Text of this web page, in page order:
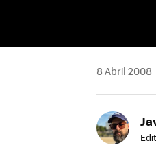
8 Abril 2008